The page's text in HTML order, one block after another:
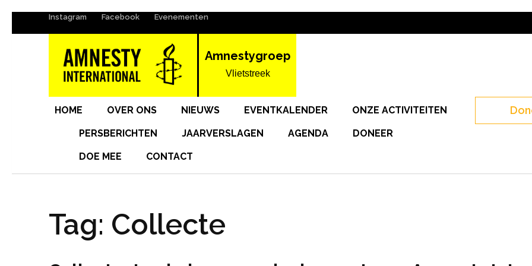
naar
Instagram Facebook Evenementen
Amnestygroep
Vlietstreek
HOME OVER ONS NIEUWS EVENTKALENDER ONZE ACTIVITEITEN
PERSBERICHTEN JAARVERSLAGEN AGENDA DONEER
DOE MEE CONTACT
Tag: Collecte